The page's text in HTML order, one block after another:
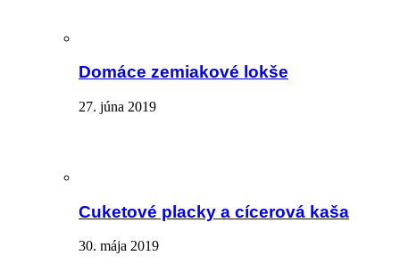
Domáce zemiakové lokše
27. júna 2019
Cuketové placky a cícerová kaša
30. mája 2019